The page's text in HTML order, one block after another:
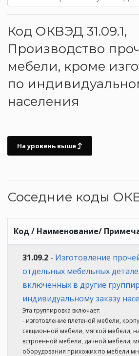
Код ОКВЭД 31.09.1,
Производство
мебели, кроме
по
населения
На уровень выше
Соседние коды
Код / Наименование/
31.09.2 - Изготовление
отдельных мебельных
включенных в другие
индивидуальному заказу
Эта группировка включает:
- изготовление плетеной мебели,
секционной мебели, мягкой мебели,
встроенной мебели, дачной мебели,
оборудования прихожих по мебели